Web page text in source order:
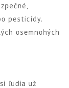
pesticídy.
osemnohých
ľudia už